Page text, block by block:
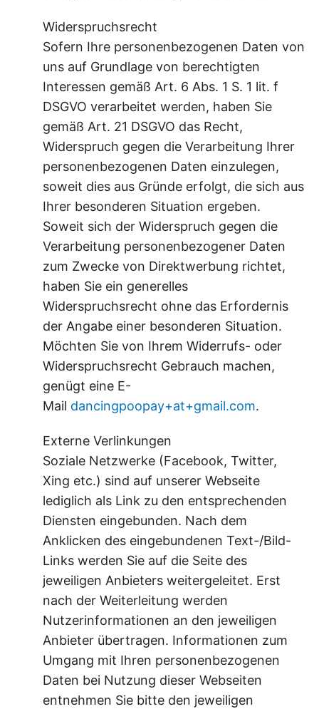
Widerspruchsrecht
Sofern Ihre personenbezogenen Daten von
uns auf Grundlage von berechtigten
Interessen gemäß Art. 6 Abs. 1 S. 1 lit. f
DSGVO verarbeitet werden, haben Sie
gemäß Art. 21 DSGVO das Recht,
Widerspruch gegen die Verarbeitung Ihrer
personenbezogenen Daten einzulegen,
soweit dies aus Gründe erfolgt, die sich aus
Ihrer besonderen Situation ergeben.
Soweit sich der Widerspruch gegen die
Verarbeitung personenbezogener Daten
zum Zwecke von Direktwerbung richtet,
haben Sie ein generelles
Widerspruchsrecht ohne das Erfordernis
der Angabe einer besonderen Situation.
Möchten Sie von Ihrem Widerrufs- oder
Widerspruchsrecht Gebrauch machen,
genügt eine E-
Mail dancingpoopay+at+gmail.com.
Externe Verlinkungen
Soziale Netzwerke (Facebook, Twitter,
Xing etc.) sind auf unserer Webseite
lediglich als Link zu den entsprechenden
Diensten eingebunden. Nach dem
Anklicken des eingebundenen Text-/Bild-
Links werden Sie auf die Seite des
jeweiligen Anbieters weitergeleitet. Erst
nach der Weiterleitung werden
Nutzerinformationen an den jeweiligen
Anbieter übertragen. Informationen zum
Umgang mit Ihren personenbezogenen
Daten bei Nutzung dieser Webseiten
entnehmen Sie bitte den jeweiligen